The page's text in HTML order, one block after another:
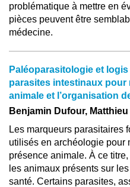
problématique à mettre en
pièces peuvent être
médecine.
Paléoparasitologie et
parasites intestinaux pour
animale et l’organisation
Benjamin Dufour,
Les marqueurs parasitaires
utilisés en archéologie pour
présence animale. À ce
les animaux présents sur
santé. Certains parasites,